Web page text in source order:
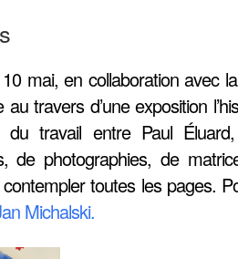
mai, en collaboration avec
au travers d’une exposition
travail entre Paul
de photographies, de
contempler toutes les pages.
Michalski.